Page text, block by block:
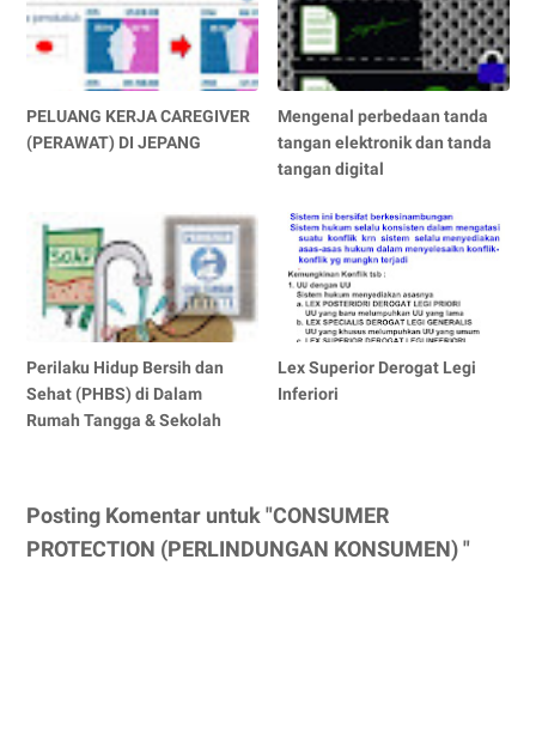
PELUANG KERJA CAREGIVER
(PERAWAT) DI JEPANG
Mengenal perbedaan tanda
tangan elektronik dan tanda
tangan digital
Perilaku Hidup Bersih dan
Sehat (PHBS) di Dalam
Rumah Tangga & Sekolah
Lex Superior Derogat Legi
Inferiori
Posting Komentar untuk "CONSUMER
PROTECTION (PERLINDUNGAN KONSUMEN) "